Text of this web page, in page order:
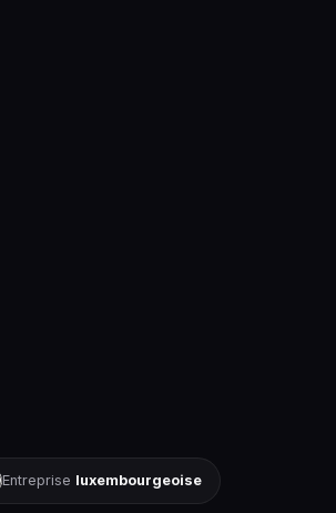
Entreprise luxembourgeoise